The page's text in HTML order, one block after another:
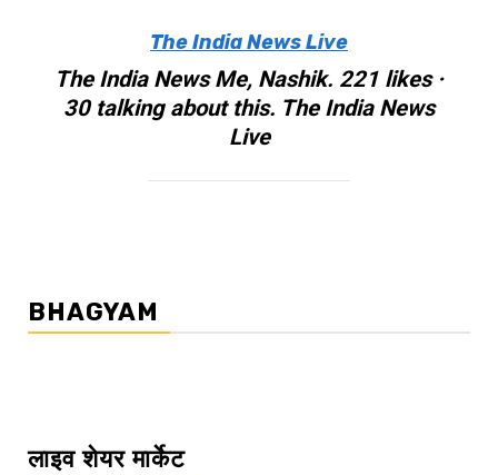
The India News Live
The India News Me, Nashik. 221 likes ·
30 talking about this. The India News
Live
BHAGYAM
लाइव शेयर मार्केट